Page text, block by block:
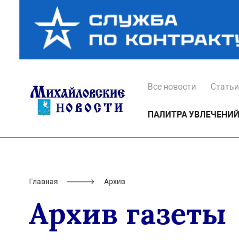
Все новости Статьи
ПАЛИТРА УВЛЕЧЕНИЙ
Главная Архив
Архив газеты